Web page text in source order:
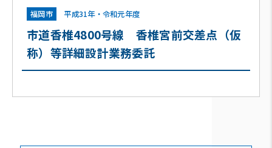
福岡市 平成31年・令和元年度
市道香椎4800号線 香椎宮前交差点（仮
称）等詳細設計業務委託